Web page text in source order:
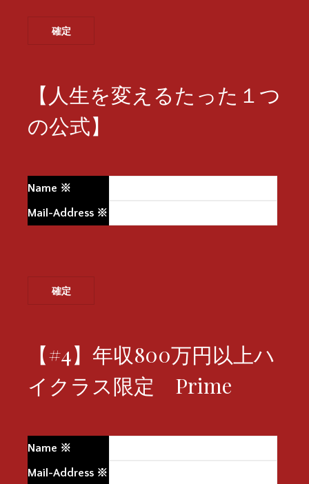
【人生を変えるたった１つ
の公式】
Name ※
Mail-Address ※
【#4】年収800万円以上ハ
イクラス限定 Prime
Name ※
Mail-Address ※